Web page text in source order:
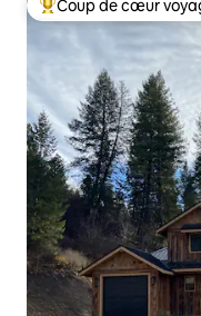
Coups de cœur
Coup de cœur